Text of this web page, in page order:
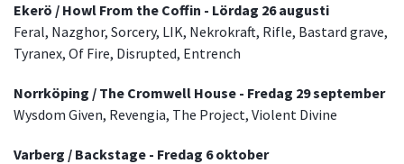
Ekerö / Howl From the Coffin - Lördag 26 augusti
Feral, Nazghor, Sorcery, LIK, Nekrokraft, Rifle, Bastard grave,
Tyranex, Of Fire, Disrupted, Entrench
Norrköping / The Cromwell House - Fredag 29 september
Wysdom Given, Revengia, The Project, Violent Divine
Varberg / Backstage - Fredag 6 oktober